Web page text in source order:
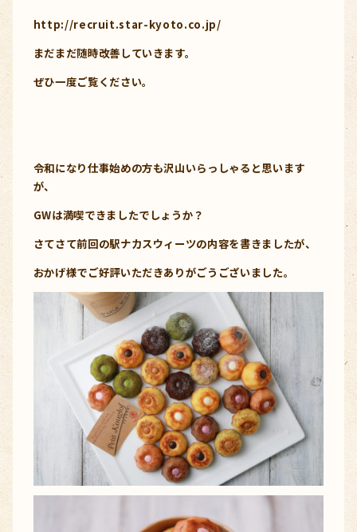
http://recruit.star-kyoto.co.jp/
まだまだ随時改善していきます。
ぜひ一度ご覧ください。
令和になり仕事始めの方も沢山いらっしゃると思います
が、
GWは満喫できましたでしょうか？
さてさて前回の駅ナカスウィーツの内容を書きましたが、
おかげ様でご好評いただきありがごうございました。